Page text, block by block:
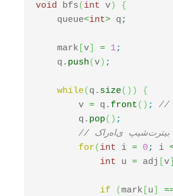
void bfs( int v)
{
    queue
<int> q ;
    mark
v = 1;
    q.
push(v) ;
while( q. size( ) )
{
        v
= q. front( ) ;
        q.
pop( ) ;
مینویسیم
for( int i = 0 ; i
int u = adj v
if (mark u